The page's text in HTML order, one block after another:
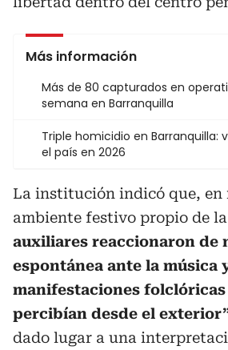
Más información
Más de 80 capturados en
semana en Barranquilla
Triple homicidio en Barranquilla:
el país en 2026
La institución indicó que, en
ambiente festivo propio de
auxiliares reaccionaron de
espontánea ante la música
manifestaciones folclóricas
percibían desde el
dado lugar a una